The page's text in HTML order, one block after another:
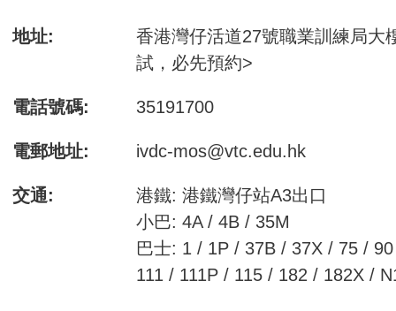
地址:
香港灣仔活道27號職業訓練局大
試，必先預約>
電話號碼: 35191700
電郵地址: ivdc-mos@vtc.edu.hk
交通:
港鐵: 港鐵灣仔站A3出口
小巴: 4A / 4B / 35M
巴士: 1 / 1P / 37B / 37X / 75 /
111 / 111P / 115 / 182 / 182X /